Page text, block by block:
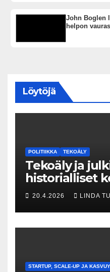
John Boglen
helpon
Löytöjä
POLITIIKKA TEKOÄLY
Tekoäly ja
historialliset
Kuka uskaltaa
20.4.2026 LINDA
STARTUP, SCALE-UP JA